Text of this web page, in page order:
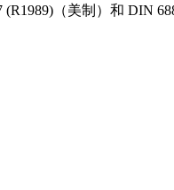
（美制）和 DIN